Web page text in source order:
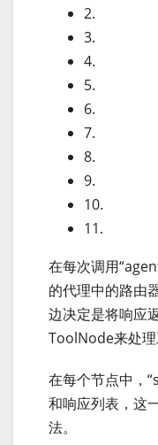
2.
3.
4.
5.
6.
7.
8.
9.
10.
11.
在每次调用
的代理中的路由
边决定是将响应
ToolNode来处理
在每个节点中，
和响应列表，这
法。